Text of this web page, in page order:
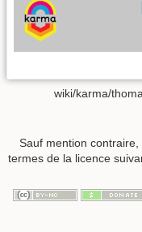
wiki/karma/
Sauf mention
termes de la licence